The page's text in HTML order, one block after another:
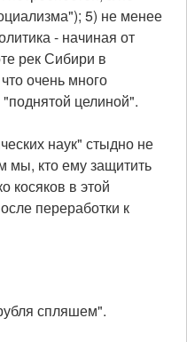
5) не менее
- начиная от
рек Сибири в
очень много
целиной".
наук" стыдно не
мы, кто ему защитить
косяков в этой
переработки к
спляшем".